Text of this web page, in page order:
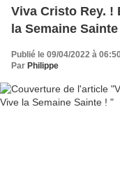
Viva Cristo Rey. !
la Semaine
Publié le 09/04/2022 à
Par Philippe